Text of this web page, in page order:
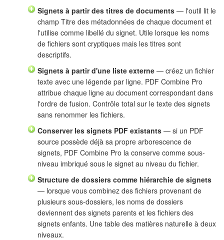
Signets à partir des titres de documents — l'outil lit le
champ Titre des métadonnées de chaque document et
l'utilise comme libellé du signet. Utile lorsque les noms
de fichiers sont cryptiques mais les titres sont
descriptifs.
Signets à partir d'une liste externe — créez un fichier
texte avec une légende par ligne. PDF Combine Pro
attribue chaque ligne au document correspondant dans
l'ordre de fusion. Contrôle total sur le texte des signets
sans renommer les fichiers.
Conserver les signets PDF existants — si un PDF
source possède déjà sa propre arborescence de
signets, PDF Combine Pro la conserve comme sous-
niveau imbriqué sous le signet au niveau du fichier.
Structure de dossiers comme hiérarchie de signets
— lorsque vous combinez des fichiers provenant de
plusieurs sous-dossiers, les noms de dossiers
deviennent des signets parents et les fichiers des
signets enfants. Une table des matières naturelle à deux
niveaux.